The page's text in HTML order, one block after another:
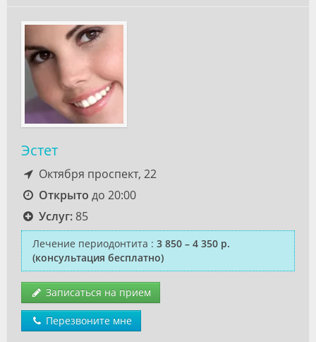
Эстет
Октября проспект, 22
Открыто до 20:00
Услуг:85
Лечение периодонтита : 3 850 – 4 350 р.
(консультация бесплатно)
Записаться на прием
Перезвоните мне